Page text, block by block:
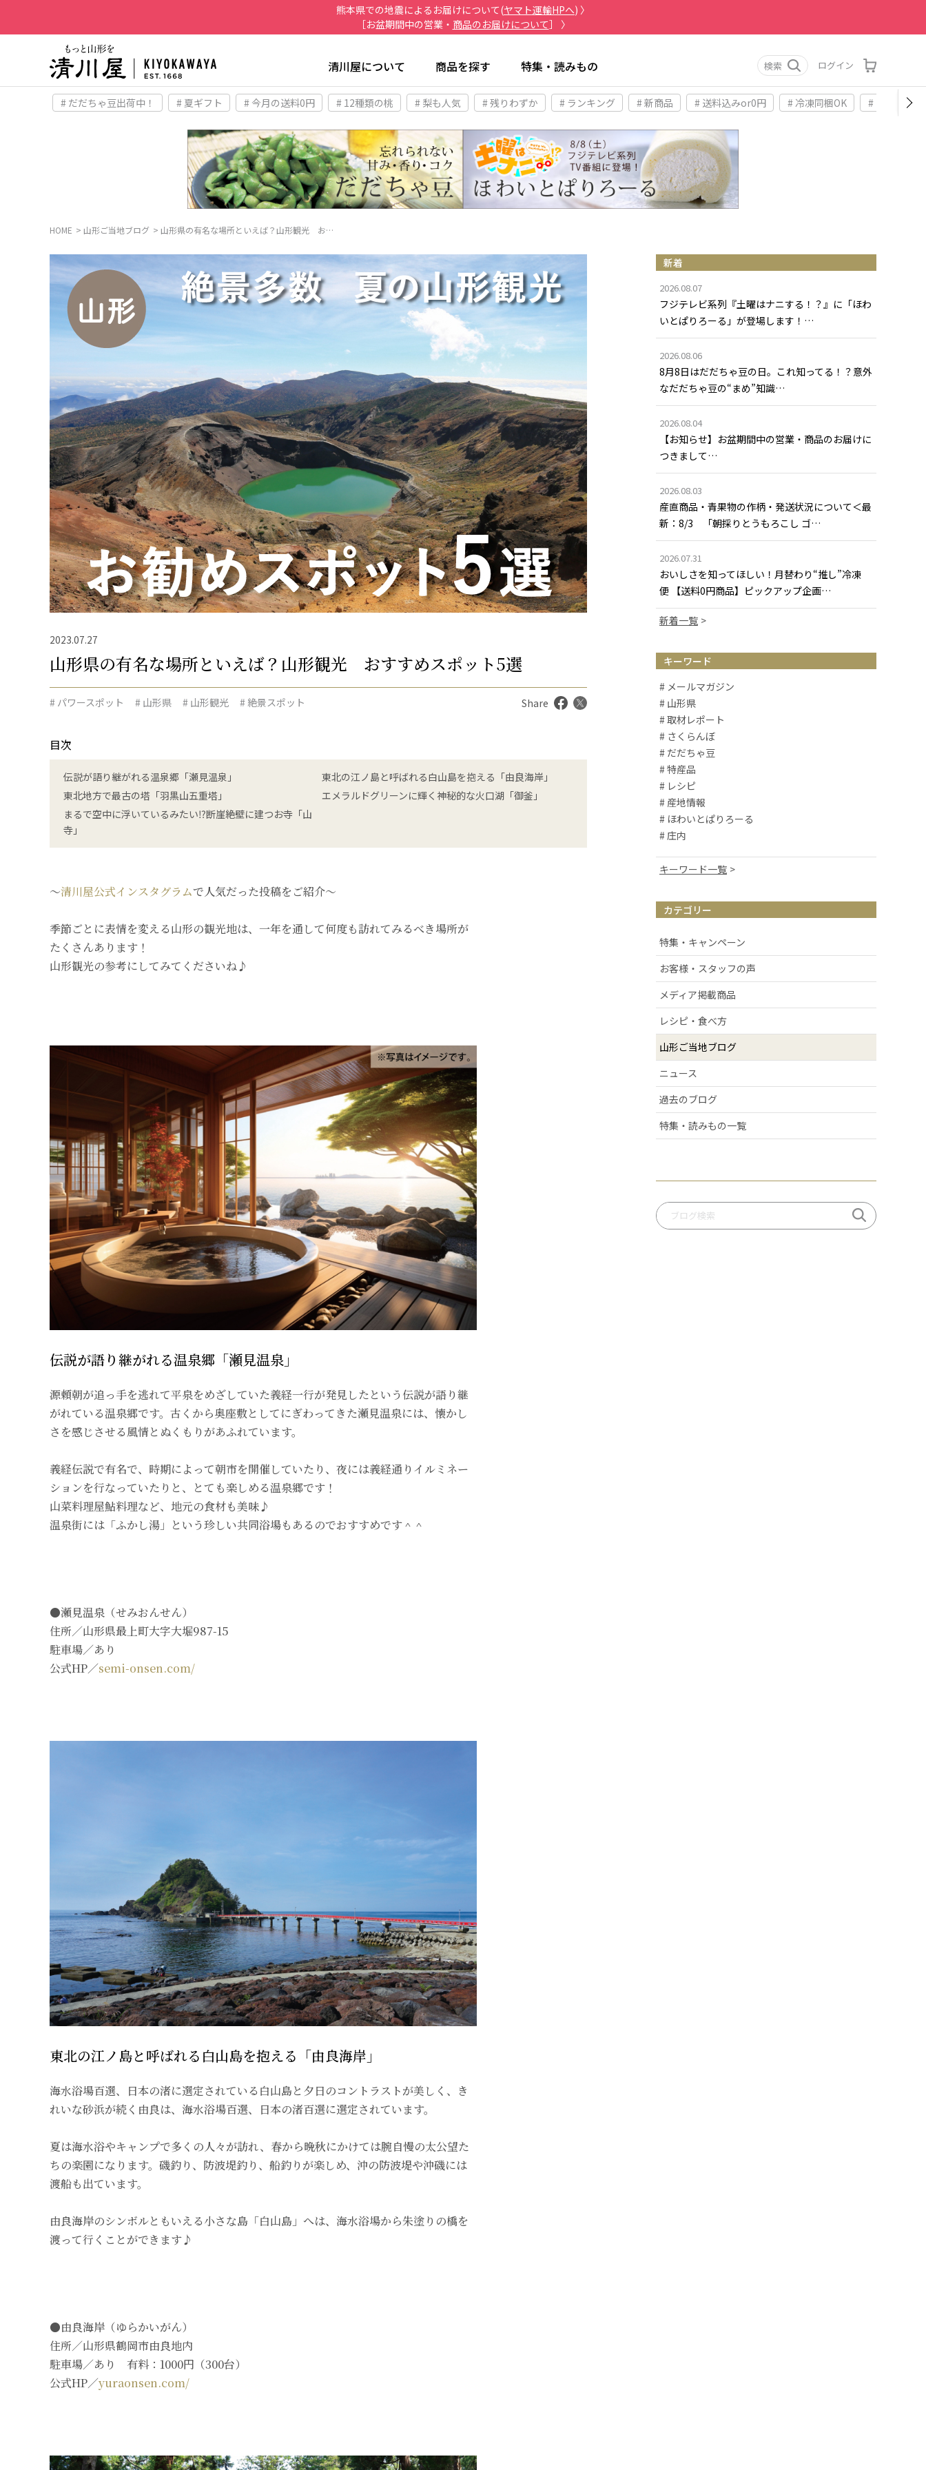
熊本県での地震によるお届けについて(ヤマト運輸HPへ) 〉
［お盆期間中の営業・ 商品のお届けについて］ 〉
清川屋について 商品を探す 特集・読みもの 検索 ログイン
# だだちゃ豆出荷中！ # 夏ギフト # 今月の送料0円 # 12種類の桃 # 梨も人気 # 残りわずか # ランキング # 新商品 # 送料込みor0円 # 冷凍同梱OK # お土産
HOME 山形ご当地ブログ 山形県の有名な場所といえば？山形観光 お…
2023.07.27
山形県の有名な場所といえば？山形観光 おすすめスポット5選
# パワースポット # 山形県 # 山形観光 # 絶景スポット Share
目次
伝説が語り継がれる温泉郷「瀬見温泉」
東北の江ノ島と呼ばれる白山島を抱える「由良海岸」
東北地方で最古の塔「羽黒山五重塔」
エメラルドグリーンに輝く神秘的な火口湖「御釜」
まるで空中に浮いているみたい⁉︎断崖絶壁に建つお寺「山
寺」
〜清川屋公式インスタグラムで人気だった投稿をご紹介〜
季節ごとに表情を変える山形の観光地は、一年を通して何度も訪れてみるべき場所が
たくさんあります！
山形観光の参考にしてみてくださいね♪
伝説が語り継がれる温泉郷「瀬見温泉」
源頼朝が追っ手を逃れて平泉をめざしていた義経一行が発見したという伝説が語り継
がれている温泉郷です。古くから奥座敷としてにぎわってきた瀬見温泉には、懐かし
さを感じさせる風情とぬくもりがあふれています。
義経伝説で有名で、時期によって朝市を開催していたり、夜には義経通りイルミネー
ションを行なっていたりと、とても楽しめる温泉郷です！
山菜料理屋鮎料理など、地元の食材も美味♪
温泉街には「ふかし湯」という珍しい共同浴場もあるのでおすすめです＾＾
●瀬見温泉（せみおんせん）
住所／山形県最上町大字大堀987-15
駐車場／あり
公式HP／semi-onsen.com/
東北の江ノ島と呼ばれる白山島を抱える「由良海岸」
海水浴場百選、日本の渚に選定されている白山島と夕日のコントラストが美しく、き
れいな砂浜が続く由良は、海水浴場百選、日本の渚百選に選定されています。
夏は海水浴やキャンプで多くの人々が訪れ、春から晩秋にかけては腕自慢の太公望た
ちの楽園になります。磯釣り、防波堤釣り、船釣りが楽しめ、沖の防波堤や沖磯には
渡船も出ています。
由良海岸のシンボルともいえる小さな島「白山島」へは、海水浴場から朱塗りの橋を
渡って行くことができます♪
●由良海岸（ゆらかいがん）
住所／山形県鶴岡市由良地内
駐車場／あり 有料：1000円（300台）
公式HP／yuraonsen.com/
新着
2026.08.07
フジテレビ系列『土曜はナニする！？』に「ほわ
いとぱりろーる」が登場します！…
2026.08.06
8月8日はだだちゃ豆の日。これ知ってる！？意外
なだだちゃ豆の“まめ”知識…
2026.08.04
【お知らせ】お盆期間中の営業・商品のお届けに
つきまして…
2026.08.03
産直商品・青果物の作柄・発送状況について＜最
新：8/3 「朝採りとうもろこし ゴ…
2026.07.31
おいしさを知ってほしい！月替わり“推し”冷凍
便 【送料0円商品】ピックアップ企画…
新着一覧
キーワード
# メールマガジン
# 山形県
# 取材レポート
# さくらんぼ
# だだちゃ豆
# 特産品
# レシピ
# 産地情報
# ほわいとぱりろーる
# 庄内
キーワード一覧
# お取り寄せ
# 清スタが語るこの商品のここが好き
# ラフランス
# 庄内弁
# お酒
# おせち
# 絶景スポット
# 洋梨
# ミ・キュイ
# いちご
# りんご
# だだっパイ
# 手づくり笹巻
# お米
# ぶどう
カテゴリー
特集・キャンペーン
お客様・スタッフの声
メディア掲載商品
レシピ・食べ方
山形ご当地ブログ
ニュース
過去のブログ
特集・読みもの一覧